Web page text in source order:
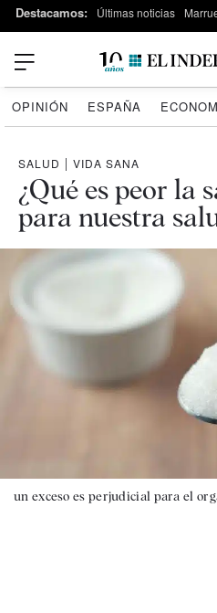
Destacamos: Últimas noticias
OPINIÓN ESPAÑA
SALUD | VIDA SANA
¿Qué es peor la
para nuestra
un exceso es perjudicial para el